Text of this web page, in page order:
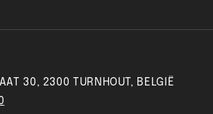
30, 2300 TURNHOUT, BELGIË